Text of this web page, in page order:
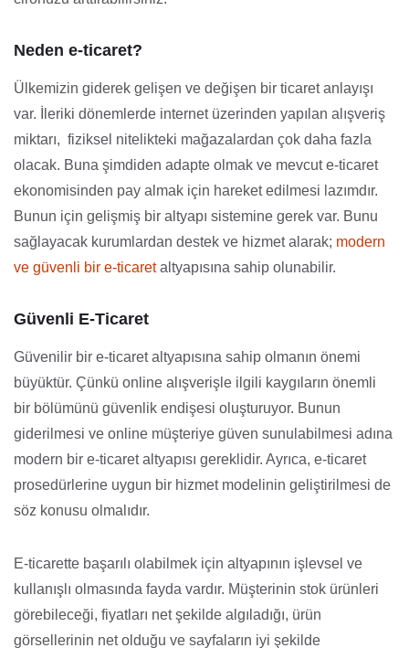
Neden e-ticaret?
Ülkemizin giderek gelişen ve değişen bir ticaret anlayışı
var. İleriki dönemlerde internet üzerinden yapılan alışveriş
miktarı, fiziksel nitelikteki mağazalardan çok daha fazla
olacak. Buna şimdiden adapte olmak ve mevcut e-ticaret
ekonomisinden pay almak için hareket edilmesi lazımdır.
Bunun için gelişmiş bir altyapı sistemine gerek var. Bunu
sağlayacak kurumlardan destek ve hizmet alarak; modern
ve güvenli bir e-ticaretaltyapısına sahip olunabilir.
Güvenli E-Ticaret
Güvenilir bir e-ticaret altyapısına sahip olmanın önemi
büyüktür. Çünkü online alışverişle ilgili kaygıların önemli
bir bölümünü güvenlik endişesi oluşturuyor. Bunun
giderilmesi ve online müşteriye güven sunulabilmesi adına
modern bir e-ticaret altyapısı gereklidir. Ayrıca, e-ticaret
prosedürlerine uygun bir hizmet modelinin geliştirilmesi de
söz konusu olmalıdır.
E-ticarette başarılı olabilmek için altyapının işlevsel ve
kullanışlı olmasında fayda vardır. Müşterinin stok ürünleri
görebileceği, fiyatları net şekilde algıladığı, ürün
görsellerinin net olduğu ve sayfaların iyi şekilde